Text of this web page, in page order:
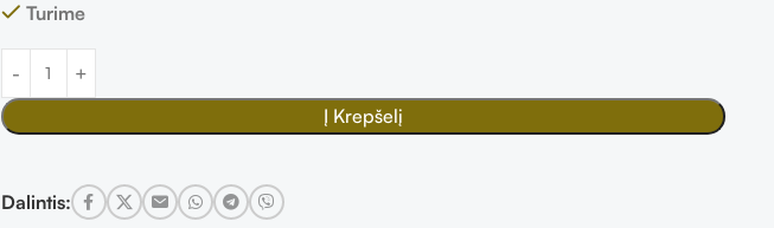
Turime
Į Krepšelį
Dalintis: